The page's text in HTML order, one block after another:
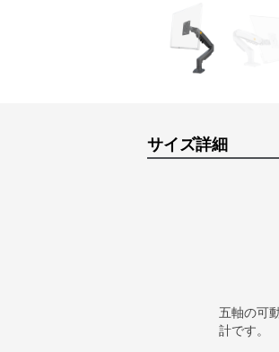
サイズ詳細
五軸の可
計です。